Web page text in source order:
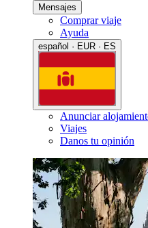
Mensajes
Comprar viaje
Ayuda
español · EUR · ES
Anunciar
Viajes
Danos tu opinión